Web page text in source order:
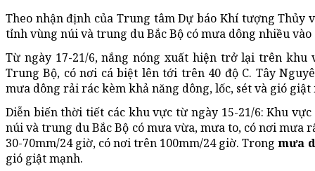
Theo nhận định của Trung tâm Dự báo Khí tượng Thủy
tỉnh vùng núi và trung du Bắc Bộ có mưa dông nhiều
Từ ngày 17-21/6, nắng nóng xuất hiện trở lại trên khu
Trung Bộ, có nơi cá biệt lên tới trên 40 độ C. Tây
mưa dông rải rác kèm khả năng dông, lốc, sét và gió
Diễn biến thời tiết các khu vực từ ngày 15-21/6: Khu
núi và trung du Bắc Bộ có mưa vừa, mưa to, có nơi mưa
30-70mm/24 giờ, có nơi trên 100mm/24 giờ. Trongmưa
gió giật mạnh.